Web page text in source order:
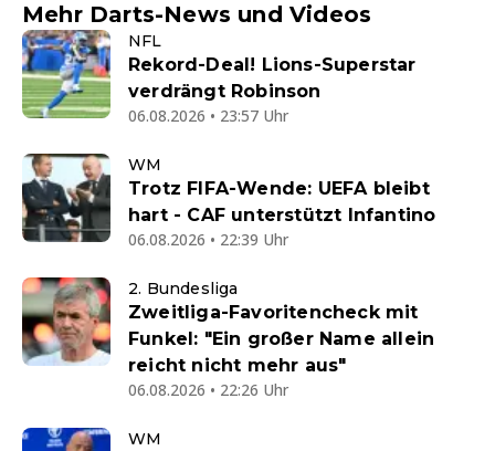
Mehr Darts-News und Videos
NFL
Rekord-Deal! Lions-Superstar
verdrängt Robinson
06.08.2026 • 23:57 Uhr
WM
Trotz FIFA-Wende: UEFA bleibt
hart - CAF unterstützt Infantino
06.08.2026 • 22:39 Uhr
2. Bundesliga
Zweitliga-Favoritencheck mit
Funkel: "Ein großer Name allein
reicht nicht mehr aus"
06.08.2026 • 22:26 Uhr
WM